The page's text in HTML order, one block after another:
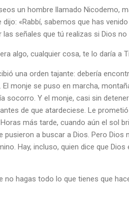
un hombre llamado Nicodemo,
«Rabbí, sabemos que has
las señales que tú realizas si Dios
algo, cualquier cosa, te lo daría a
una orden tajante: debería
monje se puso en marcha,
socorro. Y el monje, casi sin
de que atardeciese. Le
más tarde, cuando aún el sol
a buscar a Dios. Pero Dios
Hay, incluso, quien dice que
hagas todo lo que tienes que